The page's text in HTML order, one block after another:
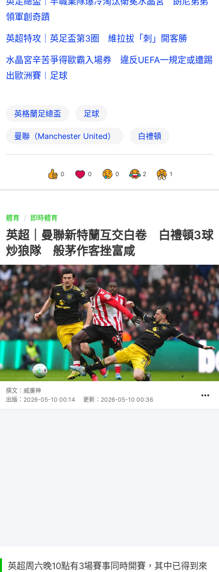
領軍創奇蹟
英超特攻｜英足盃第3圈 維拉拔「刺」開客勝
水晶宮辛苦爭得歐霸入場券 違反UEFA一規定或遭踢
出歐洲賽︱足球
英格蘭足總盃 足球
曼聯（Manchester United） 白禮頓
0 0 0 2 1
體育 即時體育
英超｜曼聯新特蘭互交白卷 白禮頓3球
炒狼隊 般茅作客挫富咸
撰文： 威廉神
出版： 2026-05-10 00:14 更新： 2026-05-10 00:36
英超周六晚10點有3場賽事同時開賽，其中已得到來